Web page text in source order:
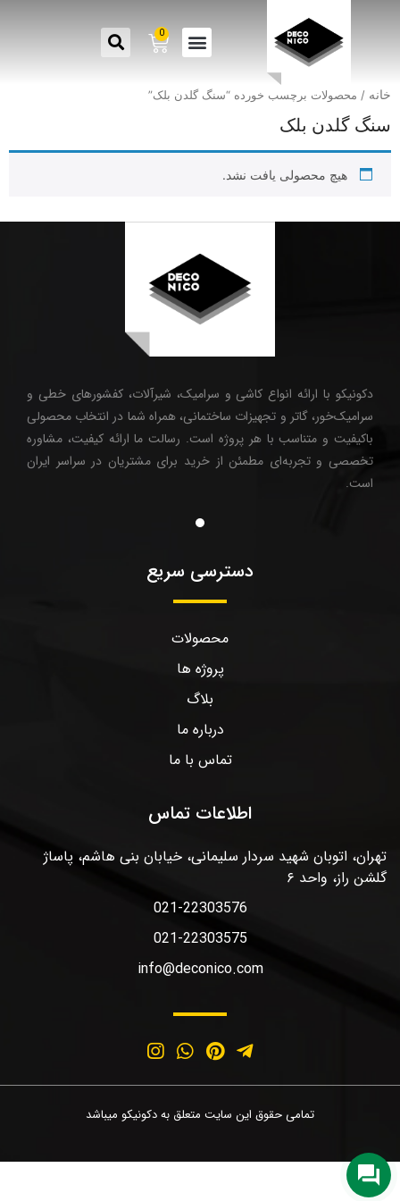
0
خانه / محصولات برچسب خورده “سنگ گلدن بلک”
سنگ گلدن بلک
هیچ محصولی یافت نشد.
دکونیکو با ارائه انواع کاشی و سرامیک، شیرآلات، کفشورهای خطی و
سرامیک‌خور، گاتر و تجهیزات ساختمانی، همراه شما در انتخاب محصولی
باکیفیت و متناسب با هر پروژه است. رسالت ما ارائه کیفیت، مشاوره
تخصصی و تجربه‌ای مطمئن از خرید برای مشتریان در سراسر ایران
است.
دسترسی سریع
محصولات
پروژه ها
بلاگ
درباره ما
تماس با ما
اطلاعات تماس
تهران، اتوبان شهید سردار سلیمانی، خیابان بنی هاشم، پاساژ
گلشن راز، واحد ۶
021-22303576
021-22303575
info@deconico.com
تمامی حقوق این سایت متعلق به دکونیکو میباشد